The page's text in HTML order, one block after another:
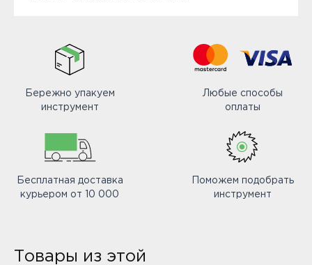
Бережно упакуем
инструмент
Любые способы
оплаты
Бесплатная доставка
курьером от 10 000
Поможем подобрать
инструмент
Товары из этой